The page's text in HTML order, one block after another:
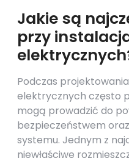
Jakie są
przy
Podczas
elektrycznych często
mogą prowadzić do
bezpieczeństwem
systemu. Jednym z
niewłaściwe